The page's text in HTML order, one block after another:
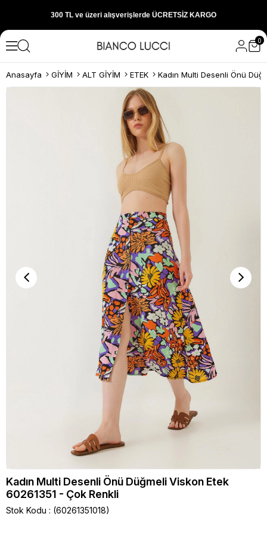
300 TL ve üzeri alışverişlerde ÜCRETSİZ KARGO
1000 TL ve üzeri alışverişlerde 150 TL İNDİRİM
Yeni sezon ürünlerini hemen keşfedin
300 TL ve üzeri alışverişlerde ÜCRETSİZ KARGO
1000 TL ve üzeri alışverişlerde 150 TL İNDİRİM
0
Anasayfa GİYİM ALT GİYİM ETEK
Kadın Multi Desenli Önü Düğmeli Viskon Etek
60261351 - Çok Renkli
Stok Kodu (60261351018)